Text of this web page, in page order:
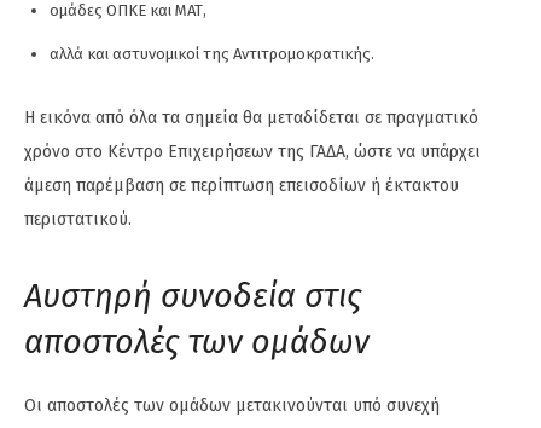
ομάδες ΟΠΚΕ και ΜΑΤ,
αλλά και αστυνομικοί της Αντιτρομοκρατικής.
Η εικόνα από όλα τα σημεία θα μεταδίδεται σε πραγματικό
χρόνο στο Κέντρο Επιχειρήσεων της ΓΑΔΑ, ώστε να υπάρχει
άμεση παρέμβαση σε περίπτωση επεισοδίων ή έκτακτου
περιστατικού.
Αυστηρή συνοδεία στις
αποστολές των ομάδων
Οι αποστολές των ομάδων μετακινούνται υπό συνεχή